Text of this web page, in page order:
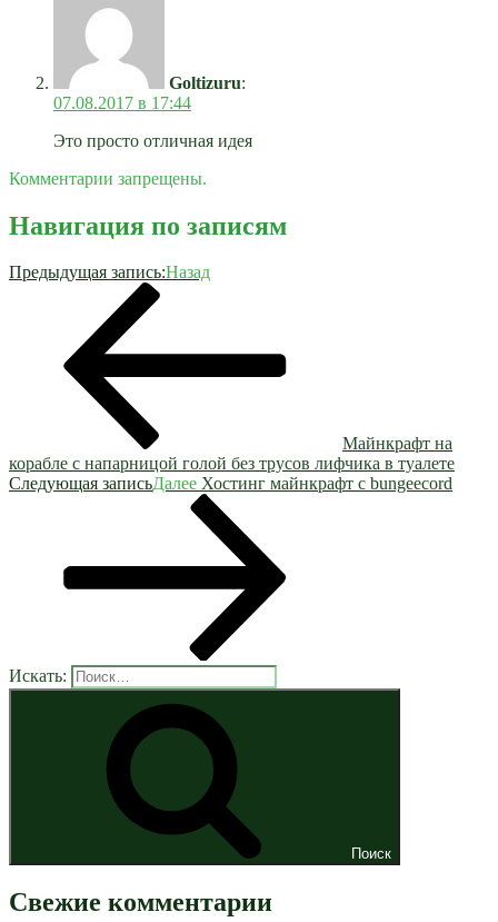
Goltizuru:
07.08.2017 в 17:44
Это просто отличная идея
Комментарии запрещены.
Навигация по записям
Предыдущая запись:Назад
Майнкрафт на
корабле с напарницой голой без трусов лифчика в туалете
Следующая записьДалее Хостинг майнкрафт с bungeecord
Искать:
Поиск
Свежие комментарии